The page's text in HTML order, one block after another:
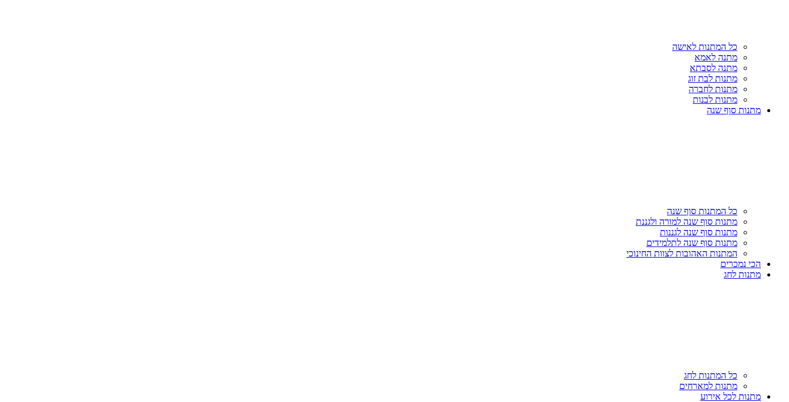
כל המתנות לאישה
מתנה לאמא
מתנה לסבתא
מתנות לבת זוג
מתנות לחברה
מתנות לבנות
מתנות סוף שנה
כל המתנות סוף שנה
מתנות סוף שנה למורה ולגננת
מתנות סוף שנה לגננות
מתנות סוף שנה לתלמידים
המתנות האהובות לצוות החינוכי
הכי נמכרים
מתנות לחג
כל המתנות לחג
מתנות למארחים
מתנות לכל אירוע